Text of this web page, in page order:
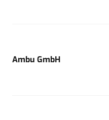
Ambu GmbH